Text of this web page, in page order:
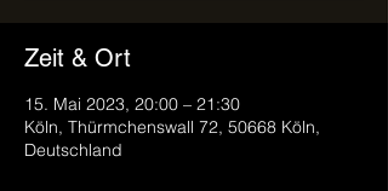
Zeit & Ort
15. Mai 2023, 20:00 – 21:30
Köln, Thürmchenswall 72, 50668 Köln,
Deutschland